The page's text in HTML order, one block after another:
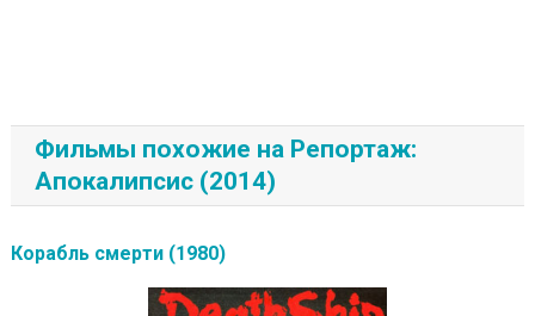
Фильмы похожие на Репортаж:
Апокалипсис (2014)
Корабль смерти (1980)